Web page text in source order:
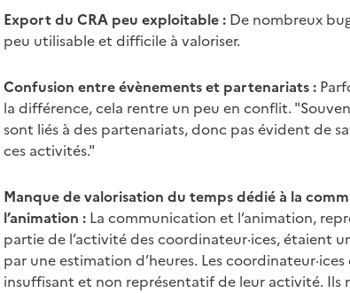
Export du CRA peu exploitable :De nombreux
peu utilisable et difficile à valoriser.
Confusion entre évènements et partenariats :
la différence, cela rentre un peu en conflit.
sont liés à des partenariats, donc pas évident de
ces activités."
Manque de valorisation du temps dédié à la
l’animation :La communication et l’animation,
partie de l’activité des coordinateur·ices, étaient
par une estimation d’heures. Les
insuffisant et non représentatif de leur activité. Ils